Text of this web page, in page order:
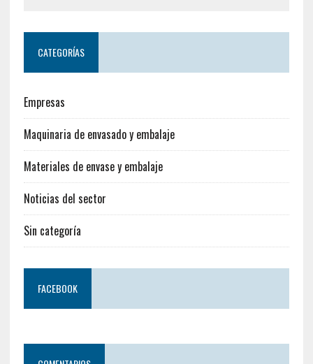
CATEGORÍAS
Empresas
Maquinaria de envasado y embalaje
Materiales de envase y embalaje
Noticias del sector
Sin categoría
FACEBOOK